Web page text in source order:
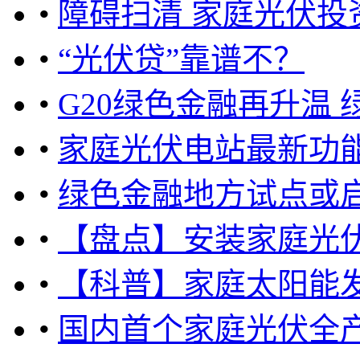
• 障碍扫清 家庭光伏
• “光伏贷”靠谱不？
• G20绿色金融再升温
• 家庭光伏电站最新功
• 绿色金融地方试点或
•
【盘点】安装家庭
•
【科普】家庭太阳
• 国内首个家庭光伏全